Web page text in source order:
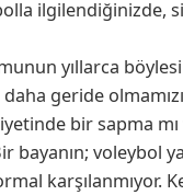
ilgilendiğinizde,
yıllarca
geride
bir sapma
bayanın; voleybol
karşılanmıyor.